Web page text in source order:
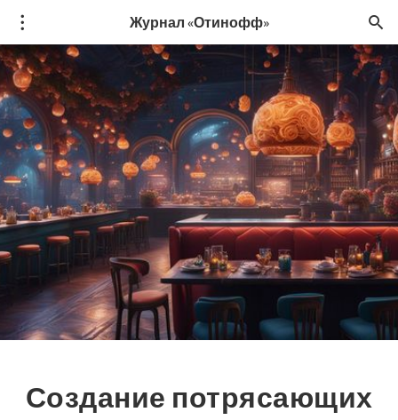
Журнал «Отинофф»
Создание потрясающих